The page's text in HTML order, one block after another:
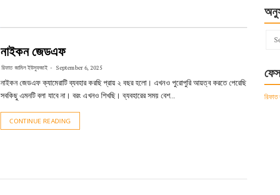
নাইকন জেডএফ
রিফাত জামিল ইউসুফজাই September 6, 2025
নাইকন জেডএফ ক্যামেরাটি ব্যবহার করছি প্রায় ২ বছর হলো। এখনও পুরোপুরি আয়ত্ব করতে পেরেছি
সবকিছু এমনটি বলা যাবে না। বরং এখনও শিখছি। ব্যবহারের সময় বেশ…
CONTINUE READING